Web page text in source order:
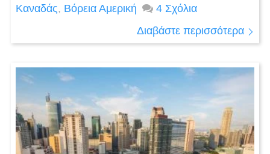
Καναδάς, Βόρεια Αμερική
4 Σχόλια
Διαβάστε περισσότερα